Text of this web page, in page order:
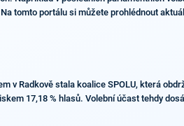
tomto portálu si můžete prohlédnout
v Radkově stala koalice SPOLU, která
17,18 % hlasů. Volební účast tehdy